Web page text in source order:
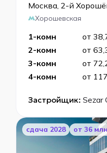
Москва, 2-й
Хорошевская
1-комн от
2-комн
от
3-комн
от
4-комн
от
Застройщик: Sezar
cдача 2028 от 36